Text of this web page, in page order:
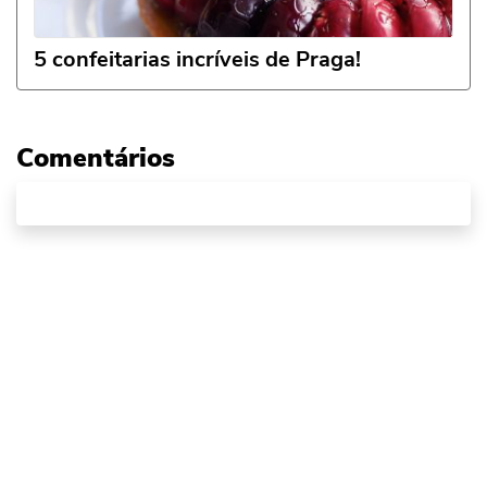
5 confeitarias incríveis de Praga!
Comentários